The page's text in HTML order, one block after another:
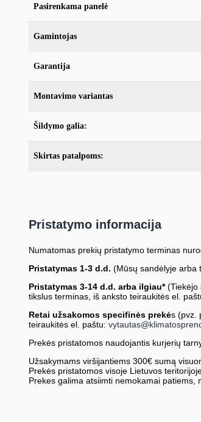
Pasirenkama panelė
Gamintojas
Garantija
Montavimo variantas
Šildymo galia:
Skirtas patalpoms:
Pristatymo informacija
Numatomas prekių pristatymo terminas
Pristatymas 1-3 d.d. (Mūsų sandėlyje arba
Pristatymas 3-14 d.d. arba ilgiau*(Tiekėjo
tikslus terminas, iš anksto teiraukitės el.
Retai užsakomos specifinės prekės (pvz.
teiraukitės el. paštu:
Prekės pristatomos naudojantis kurjerių
Užsakymams viršijantiems 300€ sumą
Prekės pristatomos visoje Lietuvos
Prekes galima atsiimti nemokamai patiems,